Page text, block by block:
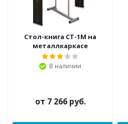
Стол-книга СТ-1М на
металлкаркасе
В наличии
от 7 266 руб.